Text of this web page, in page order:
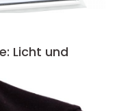
Licht und